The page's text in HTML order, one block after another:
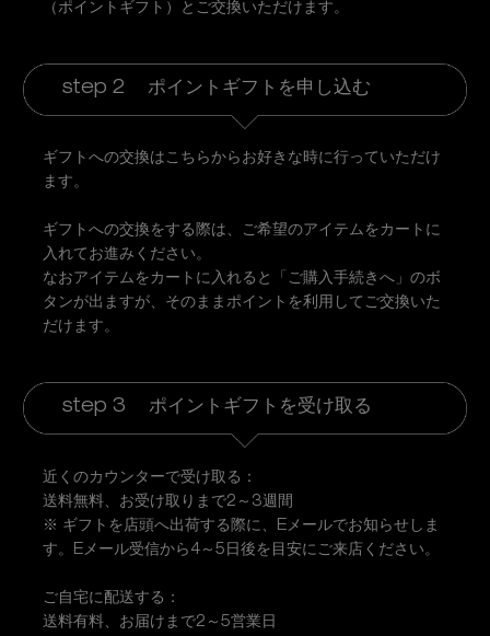
（ポイントギフト）とご交換いただけます。
step 2 ポイントギフトを申し込む
ギフトへの交換はこちらからお好きな時に行っていただけ
ます。
ギフトへの交換をする際は、ご希望のアイテムをカートに
入れてお進みください。
なおアイテムをカートに入れると「ご購入手続きへ」のボ
タンが出ますが、そのままポイントを利用してご交換いた
だけます。
step 3 ポイントギフトを受け取る
近くのカウンターで受け取る：
送料無料、お受け取りまで2～3週間
※ ギフトを店頭へ出荷する際に、Eメールでお知らせしま
す。Eメール受信から4～5日後を目安にご来店ください。
ご自宅に配送する：
送料有料、お届けまで2～5営業日